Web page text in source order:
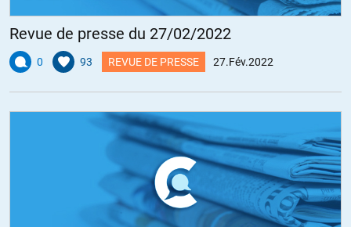
Revue de presse du 27/02/2022
0 93 REVUE DE PRESSE 27.Fév.2022